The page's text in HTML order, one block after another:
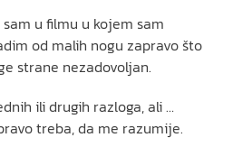
u filmu u kojem sam
od malih nogu zapravo što
strane nezadovoljan.
ili drugih razloga, ali …
treba, da me razumije.